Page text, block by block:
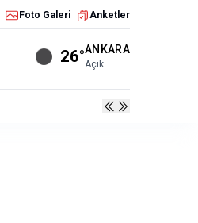
Foto Galeri Anketler
26°ANKARA
Açık